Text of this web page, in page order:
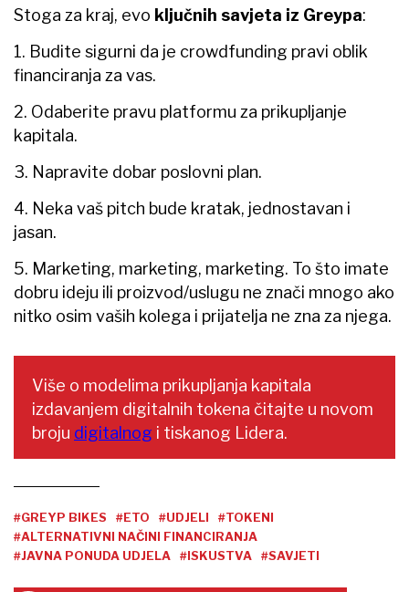
Stoga za kraj, evo ključnih savjeta iz Greypa:
1. Budite sigurni da je crowdfunding pravi oblik
financiranja za vas.
2. Odaberite pravu platformu za prikupljanje
kapitala.
3. Napravite dobar poslovni plan.
4. Neka vaš pitch bude kratak, jednostavan i
jasan.
5. Marketing, marketing, marketing. To što imate
dobru ideju ili proizvod/uslugu ne znači mnogo ako
nitko osim vaših kolega i prijatelja ne zna za njega.
Više o modelima prikupljanja kapitala
izdavanjem digitalnih tokena čitajte u novom
broju digitalnog i tiskanog Lidera.
#GREYP BIKES #ETO #UDJELI
#TOKENI
#ALTERNATIVNI NAČINI FINANCIRANJA
#JAVNA PONUDA UDJELA
#ISKUSTVA #SAVJETI